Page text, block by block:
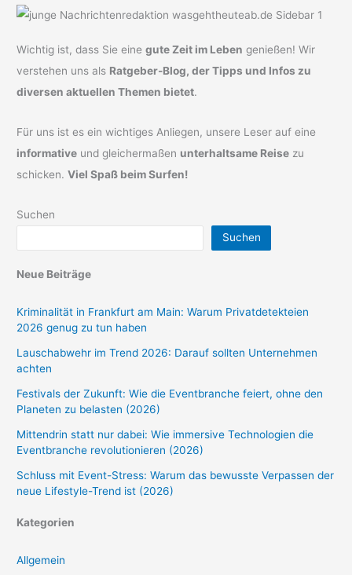
Wichtig ist, dass Sie einegute Zeit im Leben genießen! Wir
verstehen uns als Ratgeber-Blog, der Tipps und Infos zu
diversen aktuellen Themen bietet.
Für uns ist es ein wichtiges Anliegen, unsere Leser auf eine
informative und gleichermaßen unterhaltsame Reise zu
schicken.Viel Spaß beim Surfen!
Suchen
Suchen
Neue Beiträge
Kriminalität in Frankfurt am Main: Warum Privatdetekteien
2026 genug zu tun haben
Lauschabwehr im Trend 2026: Darauf sollten Unternehmen
achten
Festivals der Zukunft: Wie die Eventbranche feiert, ohne den
Planeten zu belasten (2026)
Mittendrin statt nur dabei: Wie immersive Technologien die
Eventbranche revolutionieren (2026)
Schluss mit Event-Stress: Warum das bewusste Verpassen der
neue Lifestyle-Trend ist (2026)
Kategorien
Allgemein